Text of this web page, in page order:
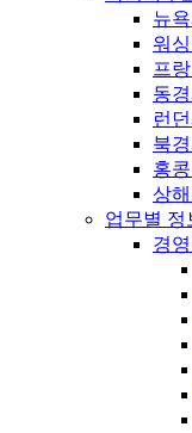
뉴
워
프
동
런
북
홍
상
업무별 정
경